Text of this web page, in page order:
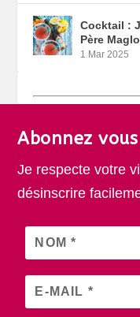
Cocktail :
Père
1 Mar 2025
Abonnez
Je respecte votre
désinscrire